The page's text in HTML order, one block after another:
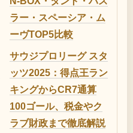
ラー・スペーシア・ム
ーヴTOP5比較
サウジプロリーグ スタ
ッツ2025：得点王ラン
キングからCR7通算
100ゴール、税金やク
ラブ財政まで徹底解説